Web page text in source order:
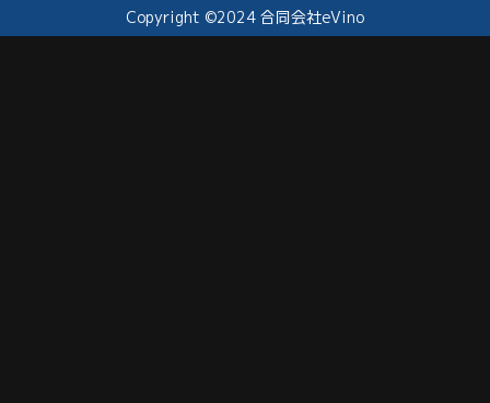
Copyright ©2024 合同会社eVino